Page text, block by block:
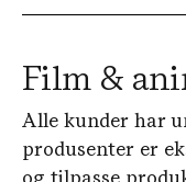
Film &
Alle kunder har
produsenter er